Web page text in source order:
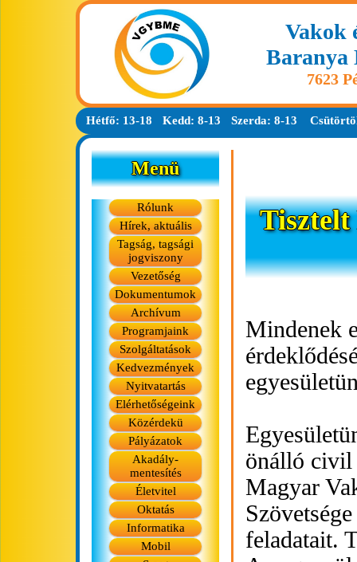
Vakok
Baranya
7623
Hétfő: 13-18 Kedd: 8-13 Szerda: 8-13
Menü
Rólunk
Hírek, aktuális
Tagság, tagsági
jogviszony
Vezetőség
Dokumentumok
Archívum
Programjaink
Szolgáltatások
Kedvezmények
Nyitvatartás
Elérhetőségeink
Közérdekü
Pályázatok
Akadály-
mentesítés
Életvitel
Oktatás
Informatika
Mobil
Tisztelt
Mindenek
önálló civil
Magyar
feladatait.